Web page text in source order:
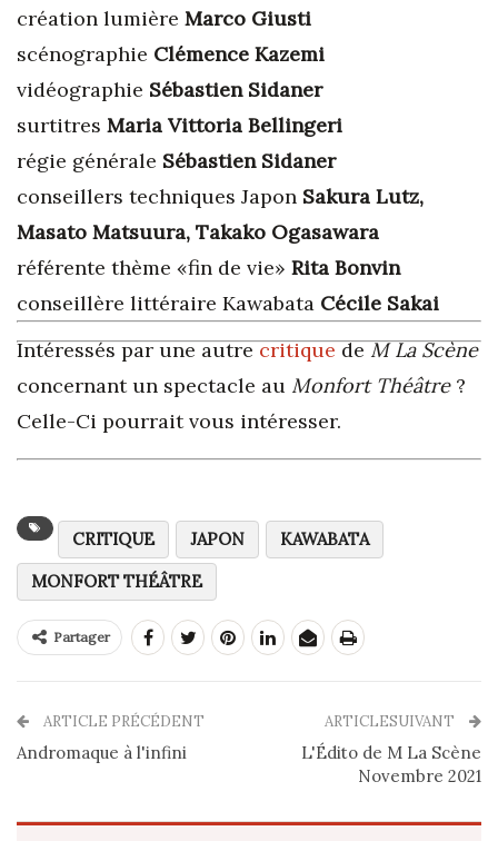
création lumière Marco Giusti
scénographie Clémence Kazemi
vidéographie Sébastien Sidaner
surtitres Maria Vittoria Bellingeri
régie générale Sébastien Sidaner
conseillers techniques Japon Sakura Lutz,
Masato Matsuura, Takako Ogasawara
référente thème «fin de vie» Rita Bonvin
conseillère littéraire Kawabata Cécile Sakai
Intéressés par une autrecritiquedeM La Scène
concernant un spectacle au Monfort Théâtre?
Celle-Ci pourrait vous intéresser.
CRITIQUE JAPON
KAWABATA
MONFORT THÉÂTRE
Partager
ARTICLE PRÉCÉDENT
Andromaque à l'infini
ARTICLESUIVANT
L'Édito de M La Scène
Novembre 2021